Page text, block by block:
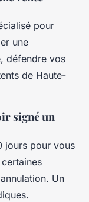
pour
une
défendre vos
de Haute-
signé un
jours pour vous
Un